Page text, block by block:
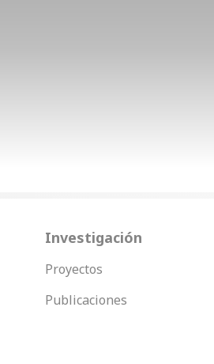
Investigación
Proyectos
Publicaciones